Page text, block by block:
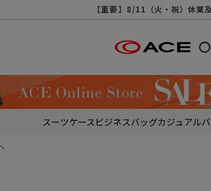
【重要】8/11（火・祝）休業
【重要】令和８年熊本地震
【重要】納品書・領収書ペー
【重要】天候不良や交通状況・物
【重要】悪質な詐欺
【重要】各種メールが届
【重要】お問い合わ
【重要】SNSのなりす
スーツケースビジネスバッグカジュアル